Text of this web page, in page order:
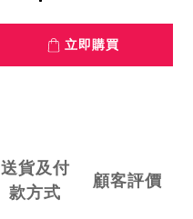
立即購買
送貨及付
款方式
顧客評價